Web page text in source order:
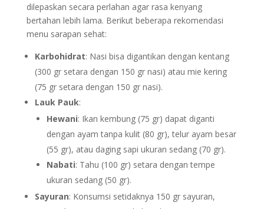
dilepaskan secara perlahan agar rasa kenyang
bertahan lebih lama. Berikut beberapa rekomendasi
menu sarapan sehat:
Karbohidrat: Nasi bisa digantikan dengan kentang
(300 gr setara dengan 150 gr nasi) atau mie kering
(75 gr setara dengan 150 gr nasi).
Lauk Pauk:
Hewani: Ikan kembung (75 gr) dapat diganti
dengan ayam tanpa kulit (80 gr), telur ayam besar
(55 gr), atau daging sapi ukuran sedang (70 gr).
Nabati: Tahu (100 gr) setara dengan tempe
ukuran sedang (50 gr).
Sayuran: Konsumsi setidaknya 150 gr sayuran,